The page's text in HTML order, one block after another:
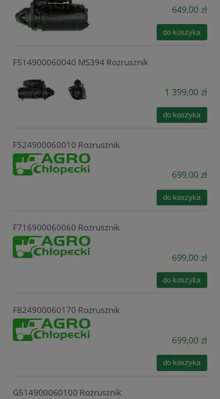
649,00 zł
do koszyka
F514900060040 MS394 Rozrusznik
1 399,00 zł
do koszyka
F524900060010 Rozrusznik
699,00 zł
do koszyka
F716900060060 Rozrusznik
699,00 zł
do koszyka
F824900060170 Rozrusznik
699,00 zł
do koszyka
G514900060100 Rozrusznik